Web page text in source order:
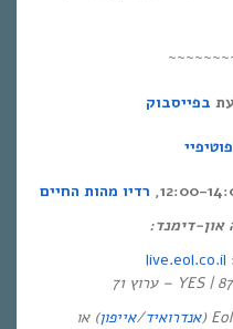
בפייסבוק
רדיו מהות החיים
און-דימנד:
live.eol.co.il
אנדרואיד/אייפון) או